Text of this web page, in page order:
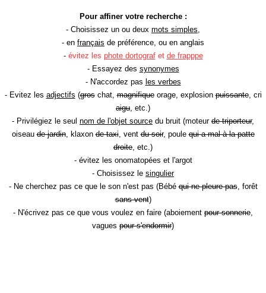
Pour affiner votre recherche :
- Choisissez un ou deux mots simples
- en français de préférence, ou en anglais
- évitez les phote dortografet de frapppe
- Essayez des synonymes
- N'accordez pas les verbes
- Evitez les adjectifs (groschat,magnifiqueorage, explosionpuissante, cri
aigu , etc.)
- Privilégiez le seul nom de l'objet source du bruit (moteur de triporteur,
oiseaude jardin, klaxonde taxi, ventdu soir, poulequi a mal à la patte
droite , etc.)
- évitez les onomatopées et l'argot
- Choisissez le singulier
- Ne cherchez pas ce que le son n'est pas (Bébéqui ne pleure pas, forêt
sans vent)
- N'écrivez pas ce que vous voulez en faire (aboiement pour sonnerie
vagues pour s'endormir)